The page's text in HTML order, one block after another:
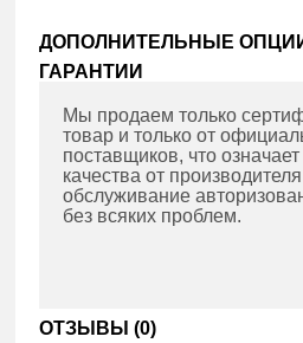
ДОПОЛНИТЕЛЬНЫЕ
ГАРАНТИИ
Мы продаем только
товар и только от
поставщиков, что
качества от
обслуживание
без всяких проблем.
ОТЗЫВЫ (0)